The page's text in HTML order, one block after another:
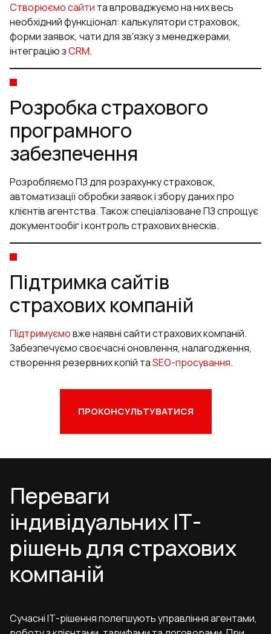
ПРОКОНСУЛЬТУВАТИСЯ
Створюємо сайти та впроваджуємо на них весь
необхідний функціонал: калькулятори страховок,
форми заявок, чати для зв'язку з менеджерами,
інтеграцію зCRM.
Розробка страхового
програмного
забезпечення
Розробляємо ПЗ для розрахунку страховок,
автоматизації обробки заявок і збору даних про
клієнтів агентства. Також спеціалізоване ПЗ спрощує
документообіг і контроль страхових внесків.
Підтримка сайтів
страхових компаній
Підтримуємовже наявні сайти страхових компаній.
Забезпечуємо своєчасні оновлення, налагодження,
створення резервних копій таSEO-просування.
Переваги
індивідуальних ІТ-
рішень для страхових
компаній
Сучасні ІТ-рішення полегшують управління агентами,